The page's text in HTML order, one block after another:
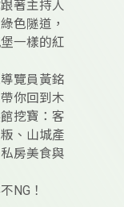
著主持人
色隧道，
一樣的紅
覽員黃銘
你回到木
挖寶：客
、山城產
房美食與
NG！